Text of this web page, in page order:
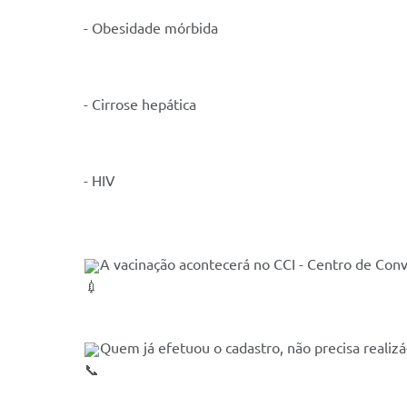
- Obesidade mórbida
- Cirrose hepática
- HIV
A vacinação acontecerá no CCI - Centro de
Quem já efetuou o cadastro, não precisa